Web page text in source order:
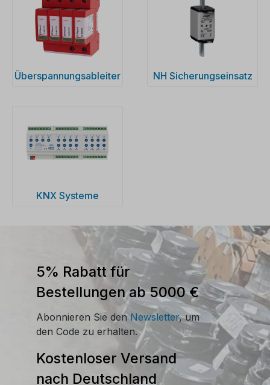
Überspannungsableiter NH Sicherungseinsatz
KNX Systeme
5% Rabatt für
Bestellungen ab 5000 €
Abonnieren Sie den Newsletter, um
den Code zu erhalten.
Kostenloser Versand
nach Deutschland